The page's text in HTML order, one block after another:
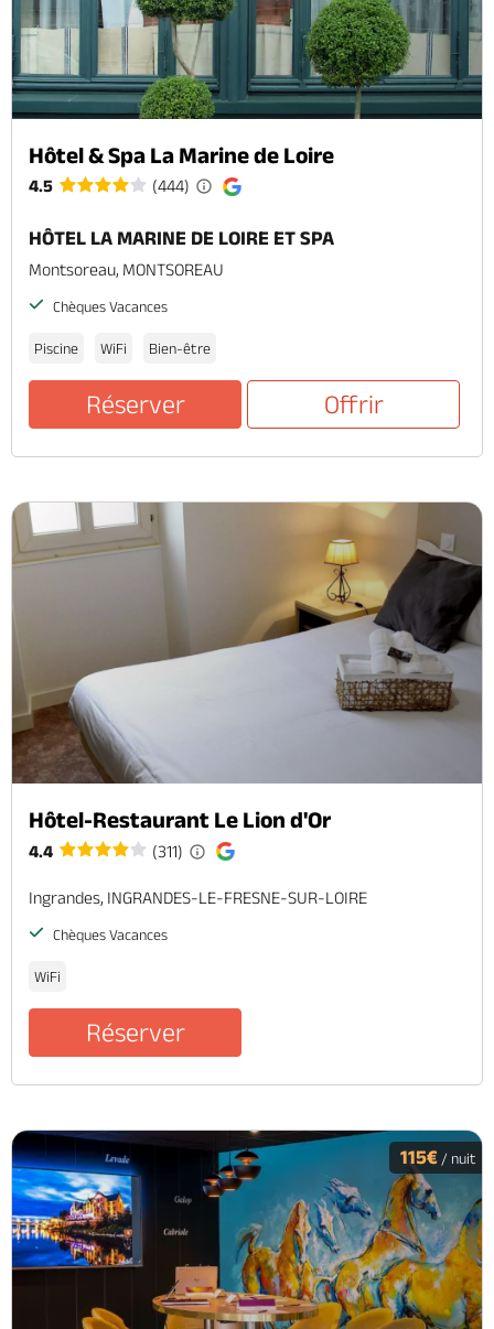
Hôtel & Spa La Marine de Loire
4.5 (444)
HÔTEL LA MARINE DE LOIRE ET SPA
Montsoreau, MONTSOREAU
Chèques Vacances
Piscine WiFi Bien-être
Réserver Offrir
Hôtel-Restaurant Le Lion d'Or
4.4 (311)
Ingrandes, INGRANDES-LE-FRESNE-SUR-LOIRE
Chèques Vacances
WiFi
Réserver
115€ / nuit